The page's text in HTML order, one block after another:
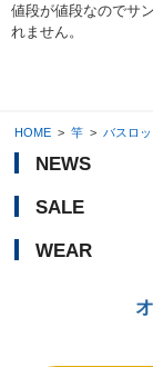
値段が値段なのでサ
れません。
HOME > 竿 > バスロッ
NEWS
SALE
WEAR